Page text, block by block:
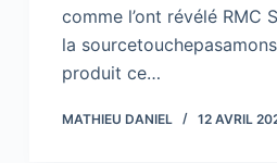
comme l’ont révélé RMC
la
produit ce…
MATHIEU DANIEL 12 AVRIL